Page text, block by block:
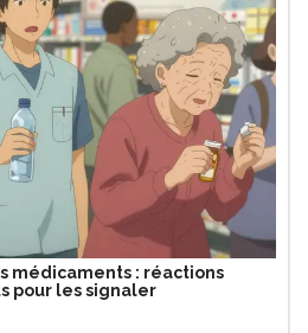
médicaments : réactions
pour les signaler